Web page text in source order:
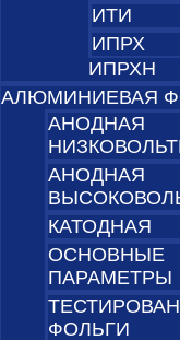
ИТИ
ИПРХ
ИПРХН
АЛЮМИНИЕВАЯ
АНОДНАЯ
АНОДНАЯ
КАТОДНАЯ
ОСНОВНЫЕ
ПАРАМЕТРЫ
ФОЛЬГИ